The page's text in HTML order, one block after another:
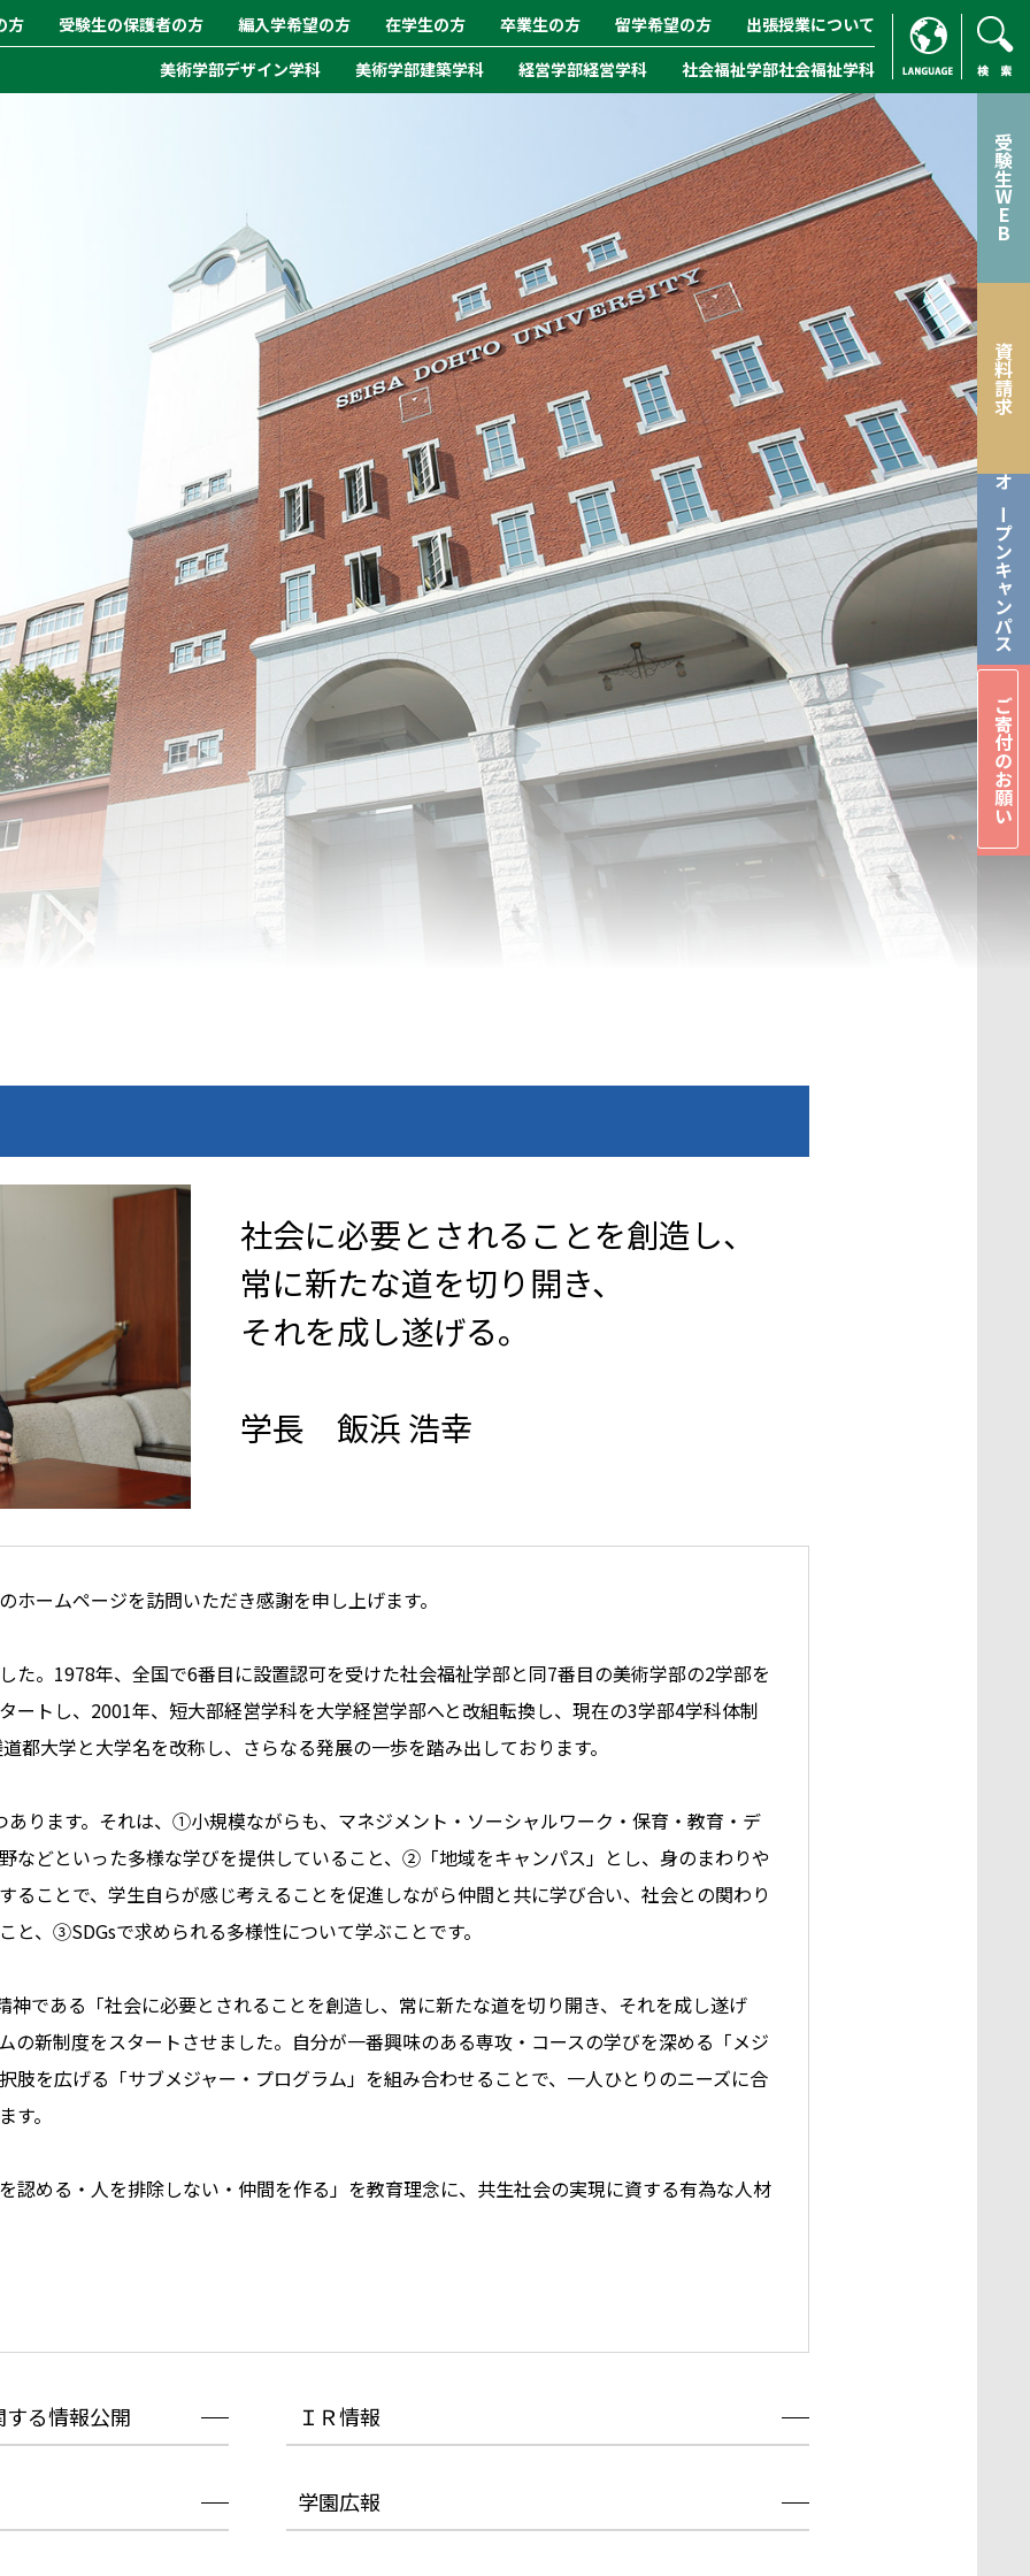
方 受験生の保護者の方 編入学希望の方 在学生の方 卒業生の方 留学希望の方
出張授業について
美術学部デザイン学科
美術学部建築学科 経営学部経営学科
社会福祉学部社会福祉学科
ENGLISH/CHINESE 検索
受験生WEB
資料請求
オープンキャンパス
ご寄付のお願い
社会に必要とされることを創造し、
常に新たな道を切り開き、
それを成し遂げる。
学長 飯浜 浩幸
ホームページを訪問いただき感謝を申し上げます。
た。1978年、全国で6番目に設置認可を受けた社会福祉学部と同7番目の美術学部の2学部を
ートし、2001年、短大部経営学科を大学経営学部へと改組転換し、現在の3学部4学科体制
都大学と大学名を改称し、さらなる発展の一歩を踏み出しております。
ります。それは、①小規模ながらも、マネジメント・ソーシャルワーク・保育・教育・デ
などといった多様な学びを提供していること、②「地域をキャンパス」とし、身のまわりや
ることで、学生自らが感じ考えることを促進しながら仲間と共に学び合い、社会との関わり
と、③SDGsで求められる多様性について学ぶことです。
神である「社会に必要とされることを創造し、常に新たな道を切り開き、それを成し遂げ
の新制度をスタートさせました。自分が一番興味のある専攻・コースの学びを深める「メジ
肢を広げる「サブメジャー・プログラム」を組み合わせることで、一人ひとりのニーズに合
。
認める・人を排除しない・仲間を作る」を教育理念に、共生社会の実現に資する有為な人材
る情報公開 ＩＲ情報
学園広報